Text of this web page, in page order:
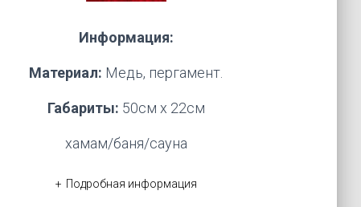
Информация:
Материал: Медь, пергамент.
Габариты: 50см х 22см
хамам/баня/сауна
Подробная информация